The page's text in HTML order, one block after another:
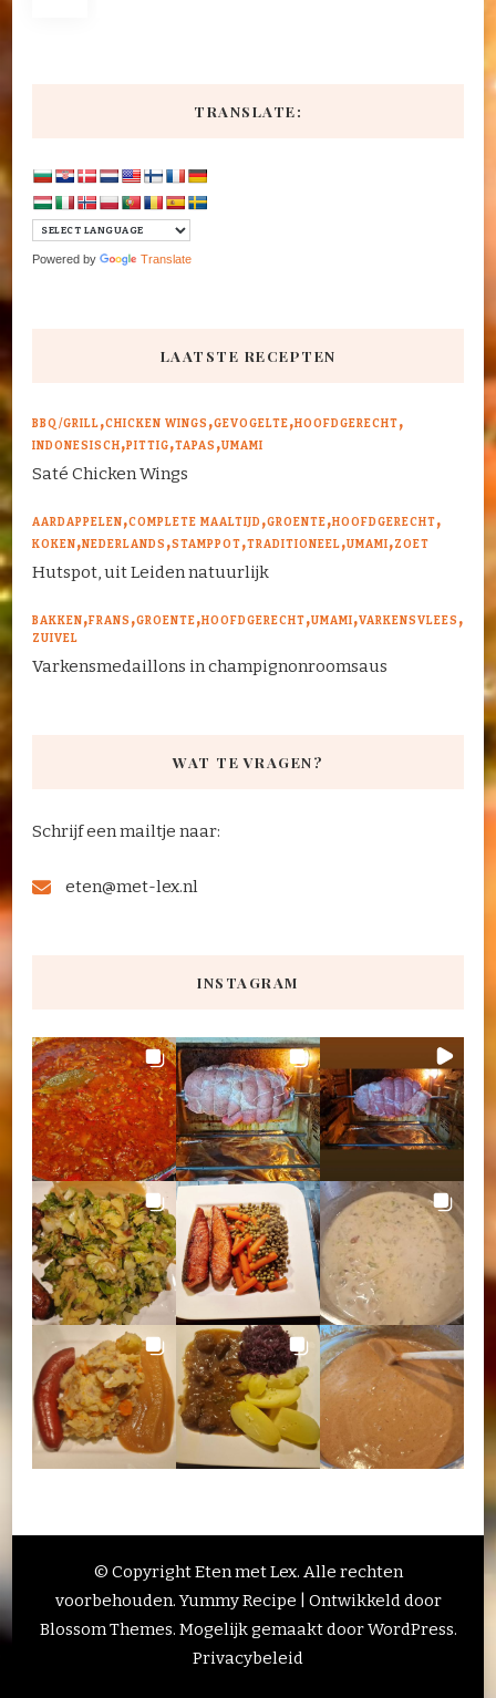
TRANSLATE:
Powered by Translate
LAATSTE RECEPTEN
BBQ/GRILL CHICKEN WINGS GEVOGELTE HOOFDGERECHT
INDONESISCH PITTIG TAPAS UMAMI
Saté Chicken Wings
AARDAPPELEN COMPLETE MAALTIJD GROENTE HOOFDGERECHT
KOKEN NEDERLANDS STAMPPOT TRADITIONEEL UMAMI ZOET
Hutspot, uit Leiden natuurlijk
BAKKEN FRANS GROENTE HOOFDGERECHT UMAMI VARKENSVLEES
ZUIVEL
Varkensmedaillons in champignonroomsaus
WAT TE VRAGEN?
Schrijf een mailtje naar:
eten@met-lex.nl
INSTAGRAM
© Copyright Eten met Lex. Alle rechten
voorbehouden.Yummy Recipe | Ontwikkeld door
Blossom Themes. Mogelijk gemaakt doorWordPress.
Privacybeleid